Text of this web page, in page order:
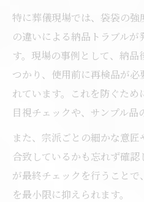
特に葬儀現場では、袋袋の
の違いによる納品トラブル
す。現場の事例として、納
つかり、使用前に再検品が必
れています。これを防ぐた
目視チェックや、サンプル品
また、宗派ごとの細かな意
合致しているかも忘れず確
が最終チェックを行うこと
を最小限に抑えられます。